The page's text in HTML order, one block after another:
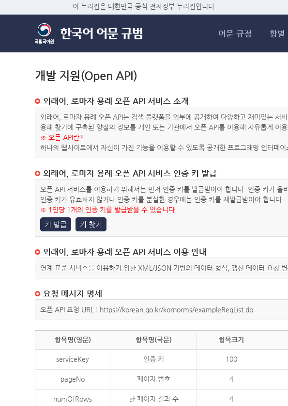
이 누리집은 대한민국 공식 전자정부 누리집입니다.
어문 규정 항별
개발 지원(Open API)
외래어, 로마자 용례 오픈 API 서비스 소개
외래어, 로마자 용례 오픈 API는 검색 플랫폼을 외부에 공개하여 다양하고 재미있는 서
용례 찾기에 구축된 양질의 정보를 개인 또는 기관에서 오픈 API를 이용해 자유롭게 이
※ 오픈 API란?
하나의 웹사이트에서 자신이 가진 기능을 이용할 수 있도록 공개한 프로그래밍 인터페이
외래어, 로마자 용례 오픈 API 서비스 인증 키 발급
오픈 API 서비스를 이용하기 위해서는 먼저 인증 키를 발급받아야 합니다. 인증 키가 올
인증 키가 유효하지 않거나 인증 키를 분실한 경우에는 인증 키를 재발급받아야 합니다.
※ 1인당 1개의 인증 키를 발급받을 수 있습니다.
키 발급 키 찾기
외래어, 로마자 용례 오픈 API 서비스 이용 안내
연계 표준 서비스를 이용하기 위한 XML/JSON 기반의 데이터 형식, 갱신 데이터 요청
요청 메시지 명세
오픈 API 요청 URL : https://korean.go.kr/kornorms/exampleReqList.do
항목명(영문) 항목명(국문) 항목크기
serviceKey 인증 키 100
pageNo 페이지 번호 4
numOfRows 한 페이지 결과 수 4